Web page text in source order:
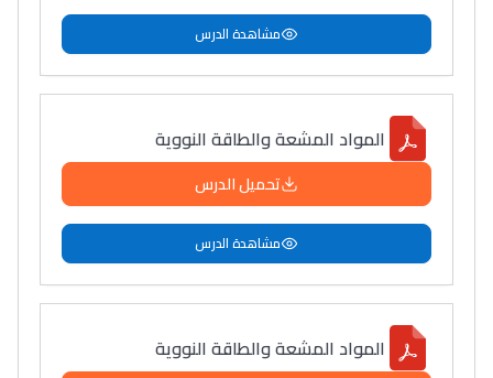
مشاهدة الدرس
المواد المشعة والطاقة النوویة
تحميل الدرس
مشاهدة الدرس
المواد المشعة والطاقة النووية